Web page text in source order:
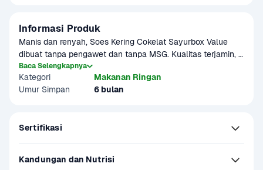
Informasi Produk
Manis dan renyah, Soes Kering Cokelat Sayurbox Value
dibuat tanpa pengawet dan tanpa MSG. Kualitas terjamin,
dengan rasa cokelat yang lezat dan tekstur renyah yang
bikin susah berhenti ngemil!
Baca Selengkapnya
Kategori
Makanan Ringan
Umur Simpan
6 bulan
Sertifikasi
Kandungan dan Nutrisi